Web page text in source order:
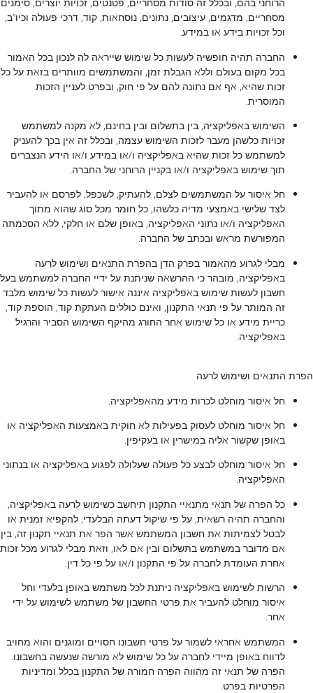
מסחריים, מדגמים, עיצובים, נתונים, נוסחאות, קוד, דרכי פעולה וכיו”ב,
וכל זכויות בידע או במידע.
החברה תהיה חופשיה לעשות כל שימוש שייראה לה לנכון בכל האמור
בכל מקום בעולם וללא הגבלת זמן, והמשתמשים מוותרים בזאת על כל
זכות שהיא, אף אם נתונה להם על פי חוק, ובפרט לעניין הזכות
המוסרית.
השימוש באפליקציה, בין בתשלום ובין בחינם, לא מקנה למשתמש
זכויות כלשהן מעבר לזכות השימוש עצמה, ובכלל זה אין בכך להעניק
למשתמש כל זכות שהיא באפליקציה ו/או במידע ו/או הידע הנצברים
תוך שימוש באפליקציה ו/או בקניין הרוחני של החברה.
חל איסור על המשתמשים לצלם, להעתיק, לשכפל, לפרסם או להעביר
לצד שלישי באמצעי מדיה כלשהו, כל חומר מכל סוג שהוא מתוך
האפליקציה ו/או נתוני האפליקציה, באופן שלם או חלקי, ללא הסכמתה
המפורשת מראש ובכתב של החברה.
מבלי לגרוע מהאמור בפרק הדן בהפרת התנאים ושימוש לרעה
באפליקציה, מובהר כי ההרשאה שניתנת על ידיי החברה למשתמש בעל
חשבון לעשות שימוש באפליקציה איננה אישור לעשות כל שימוש מלבד
זה המותר על פי תנאי התקנון, ואינם כוללים העתקת קוד, הוספת קוד,
כריית מידע או כל שימוש אחר החורג מהיקף השימוש הסביר והרגיל
באפליקציה.
הפרת התנאים ושימוש לרעה
חל איסור מוחלט לכרות מידע מהאפליקציה.
חל איסור מוחלט לעסוק בפעילות לא חוקית באמצעות האפליקציה או
באופן שקשור אליה במישרין או בעקיפין.
חל איסור מוחלט לבצע כל פעולה שעלולה לפגוע באפליקציה או בנתוני
האפליקציה.
כל הפרה של תנאי מתנאיי התקנון תיחשב כשימוש לרעה באפליקציה,
והחברה תהיה רשאית, על פי שיקול דעתה הבלעדי, להקפיא זמנית או
לבטל לצמיתות את חשבון המשתמש אשר הפר את תנאיי תקנון זה, בין
אם מדובר במשתמש בתשלום ובין אם לאו, וזאת מבלי לגרוע מכל זכות
אחרת העומדת לחברה על פי התקנון ו/או על פי כל דין.
הרשות לשימוש באפליקציה ניתנת לכל משתמש באופן בלעדי וחל
איסור מוחלט להעביר את פרטי החשבון של משתמש לשימוש על ידי
אחר.
המשתמש אחראי לשמור על פרטי חשבונו חסויים ומוגנים והוא מחויב
לדווח באופן מיידי לחברה על כל שימוש לא מורשה שנעשה בחשבונו.
הפרה של תנאי זה מהווה הפרה חמורה של התקנון בכלל ומדיניות
הפרטיות בפרט.